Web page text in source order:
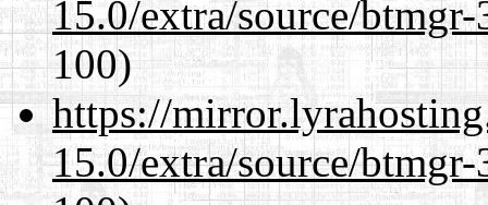
15.0/extra/source/
100)
https://
15.0/extra/source/